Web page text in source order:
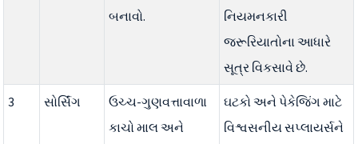
બનાવો.
નિયમનકારી
જરૂરિયાતોના આધારે
સૂત્ર વિકસાવે છે.
3 સોર્સિંગ
ઉચ્ચ-ગુણવત્તાવાળા
કાચો માલ અને
ઘટકો અને પેકેજિંગ માટે
વિશ્વસનીય સપ્લાયર્સને